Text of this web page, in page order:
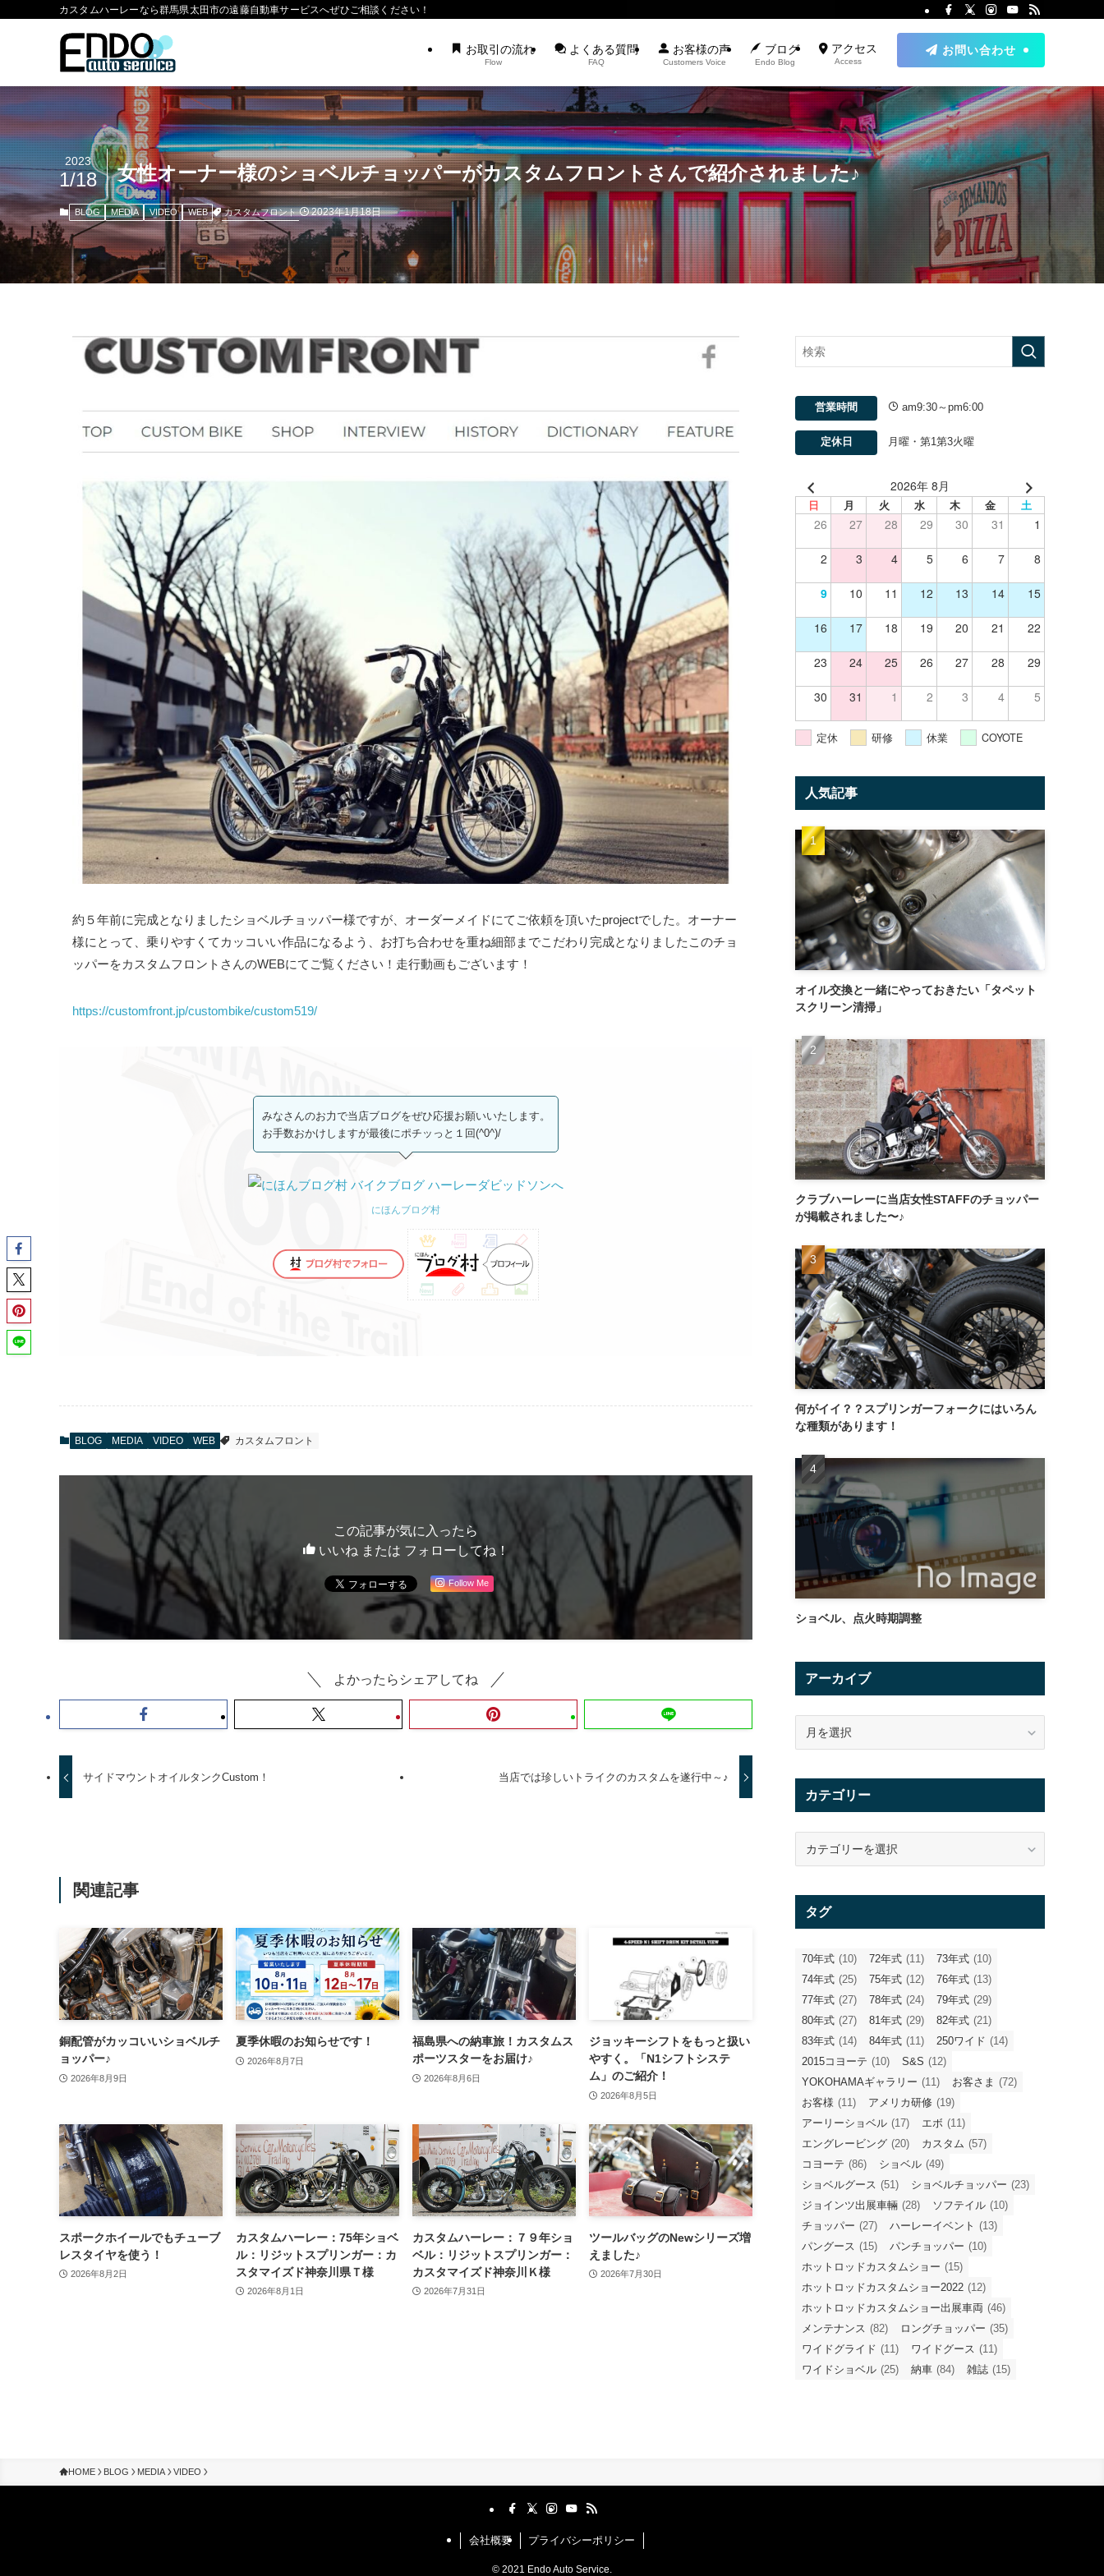
カスタムハーレーなら群馬県太田市の遠藤自動車サービスへぜひご相談ください！
お取引の流れ
Flow
よくある質問
FAQ
お客様の声
Customers Voice
ブログ
Endo Blog
アクセス
Access
お問い合わせ
女性オーナー様のショベルチョッパーがカスタムフロントさんで紹介されました♪
2023
1/18
BLOG MEDIA VIDEO WEB カスタムフロント 2023年1月18日
約５年前に完成となりましたショベルチョッパー様ですが、オーダーメイドにてご依頼を頂いたprojectでした。オーナー
様にとって、乗りやすくてカッコいい作品になるよう、お打ち合わせを重ね細部までこだわり完成となりましたこのチョ
ッパーをカスタムフロントさんのWEBにてご覧ください！走行動画もございます！
https://customfront.jp/custombike/custom519/
みなさんのお力で当店ブログをぜひ応援お願いいたします。
お手数おかけしますが最後にポチッっと１回(^0^)/
にほんブログ村
BLOG MEDIA VIDEO WEB カスタムフロント
この記事が気に入ったら
いいね または フォローしてね！
Follow Me
よかったらシェアしてね
サイドマウントオイルタンクCustom！ 当店では珍しいトライクのカスタムを遂行中～♪
関連記事
銅配管がカッコいいショベルチ
ョッパー♪
2026年8月9日
夏季休暇のお知らせです！
2026年8月7日
福島県への納車旅！カスタムス
ポーツスターをお届け♪
2026年8月6日
ジョッキーシフトをもっと扱い
やすく。「N1シフトシステ
ム」のご紹介！
2026年8月5日
スポークホイールでもチューブ
レスタイヤを使う！
2026年8月2日
カスタムハーレー：75年ショベ
ル：リジットスプリンガー：カ
スタマイズド神奈川県Ｔ様
2026年8月1日
カスタムハーレー：７９年ショ
ベル：リジットスプリンガー：
カスタマイズド神奈川Ｋ様
2026年7月31日
ツールバッグのNewシリーズ増
えました♪
2026年7月30日
営業時間 am9:30～pm6:00
定休日 月曜・第1第3火曜
2026年 8月
日 月 火 水 木 金 土
26 27 28 29 30 31 1
2 3 4 5 6 7 8
9 10 11 12 13 14 15
16 17 18 19 20 21 22
23 24 25 26 27 28 29
30 31 1 2 3 4 5
定休 研修 休業 COYOTE
人気記事
オイル交換と一緒にやっておきたい「タペット
スクリーン清掃」
クラブハーレーに当店女性STAFFのチョッパー
が掲載されました〜♪
何がイイ？？スプリンガーフォークにはいろん
な種類があります！
ショベル、点火時期調整
アーカイブ
イ
カテゴリー
リ
タグ
70年式 (10) 72年式 (11) 73年式 (10)
74年式 (25) 75年式 (12) 76年式 (13)
77年式 (27) 78年式 (24) 79年式 (29)
80年式 (27) 81年式 (29) 82年式 (21)
83年式 (14) 84年式 (11) 250ワイド (14)
2015コヨーテ (10) S&S (12)
YOKOHAMAギャラリー (11) お客さま (72)
お客様 (11) アメリカ研修 (19)
アーリーショベル (17) エボ (11)
エングレービング (20) カスタム (57)
コヨーテ (86) ショベル (49)
ショベルグース (51) ショベルチョッパー (23)
ジョインツ出展車輛 (28) ソフテイル (10)
チョッパー (27) ハーレーイベント (13)
パングース (15) パンチョッパー (10)
ホットロッドカスタムショー (15)
ホットロッドカスタムショー2022 (12)
ホットロッドカスタムショー出展車両 (46)
メンテナンス (82) ロングチョッパー (35)
ワイドグライド (11) ワイドグース (11)
ワイドショベル (25) 納車 (84) 雑誌 (15)
HOME BLOG MEDIA VIDEO
会社概要 プライバシーポリシー
© 2021 Endo Auto Service.